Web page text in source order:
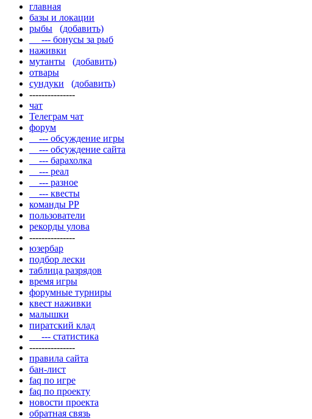
главная
базы и локации
рыбы
(добавить)
--- бонусы за рыб
наживки
мутанты
(добавить)
отвары
сундуки
(добавить)
---------------
чат
Телеграм чат
форум
--- обсуждение игры
--- обсуждение сайта
--- барахолка
--- реал
--- разное
--- квесты
команды РР
пользователи
рекорды улова
---------------
юзербар
подбор лески
таблица разрядов
время игры
форумные турниры
квест наживки
малышки
пиратский клад
--- статистика
---------------
правила сайта
бан-лист
faq по игре
faq по проекту
новости проекта
обратная связь